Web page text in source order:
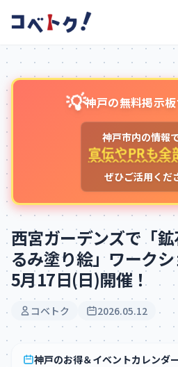
💡神戸の無料掲示板
神戸市内の情報
宣伝やPRも全
ぜひご活用くだ
西宮ガーデンズで「
るみ塗り絵」ワーク
5月17日(日)開催！
コベトク 2026.05.12
神戸のお得＆イベントカレンダ
コメントを投稿するにはログインが必
ログイン
新規登録